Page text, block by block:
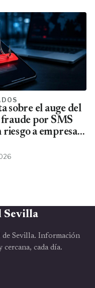
sobre el auge del
fraude por SMS
riesgo a empresas
Sevilla
Sevilla. Información
cada día.